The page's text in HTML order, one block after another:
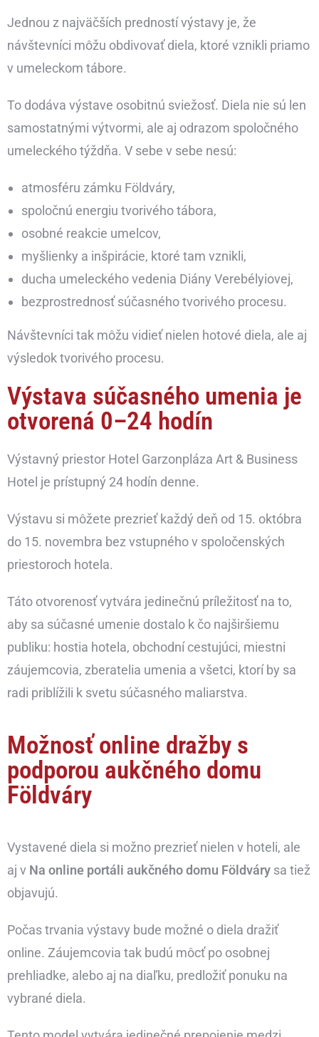
Jednou z najväčších predností výstavy je, že
návštevníci môžu obdivovať diela, ktoré vznikli priamo
v umeleckom tábore.
To dodáva výstave osobitnú sviežosť. Diela nie sú len
samostatnými výtvormi, ale aj odrazom spoločného
umeleckého týždňa. V sebe v sebe nesú:
atmosféru zámku Földváry,
spoločnú energiu tvorivého tábora,
osobné reakcie umelcov,
myšlienky a inšpirácie, ktoré tam vznikli,
ducha umeleckého vedenia Diány Verebélyiovej,
bezprostrednosť súčasného tvorivého procesu.
Návštevníci tak môžu vidieť nielen hotové diela, ale aj
výsledok tvorivého procesu.
Výstava súčasného umenia je
otvorená 0–24 hodín
Výstavný priestor Hotel Garzonpláza Art & Business
Hotel je prístupný 24 hodín denne.
Výstavu si môžete prezrieť každý deň od 15. októbra
do 15. novembra bez vstupného v spoločenských
priestoroch hotela.
Táto otvorenosť vytvára jedinečnú príležitosť na to,
aby sa súčasné umenie dostalo k čo najširšiemu
publiku: hostia hotela, obchodní cestujúci, miestni
záujemcovia, zberatelia umenia a všetci, ktorí by sa
radi priblížili k svetu súčasného maliarstva.
Možnosť online dražby s
podporou aukčného domu
Földváry
Vystavené diela si možno prezrieť nielen v hoteli, ale
aj v Na online portáli aukčného domu Földváry sa tiež
objavujú.
Počas trvania výstavy bude možné o diela dražiť
online. Záujemcovia tak budú môcť po osobnej
prehliadke, alebo aj na diaľku, predložiť ponuku na
vybrané diela.